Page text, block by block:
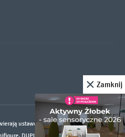
ustawowy podatek VAT.
DUPLO, and the SPIKE logo are
Zamknij